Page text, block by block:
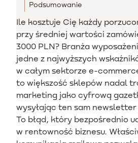
Podsumowanie
Ile kosztuje Cię każdy
przy średniej wartości
3000 PLN? Branża
jedne z najwyższych
w całym sektorze e-
to większość sklepów nadal
marketing jako cyfrową
wysyłając ten sam newsletter
To błąd, który bezpośrednio
w rentowność biznesu.